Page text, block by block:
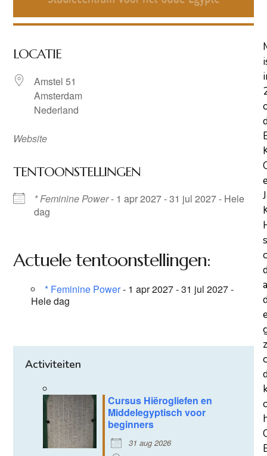
LOCATIE
Amstel 51
Amsterdam
Nederland
Website
TENTOONSTELLINGEN
* Feminine Power- 1 apr 2027 - 31 jul 2027 - Hele
dag
Actuele tentoonstellingen:
* Feminine Power- 1 apr 2027 - 31 jul 2027 -
Hele dag
Activiteiten
Cursus Hiërogliefen en
Middelegyptisch voor
beginners
31 aug 2026